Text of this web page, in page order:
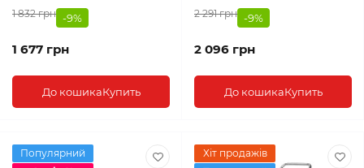
1 832 грн -9%
1 677 грн
До кошикаКупить
2 291 грн -9%
2 096 грн
До кошикаКупить
Популярний
Хіт продажів